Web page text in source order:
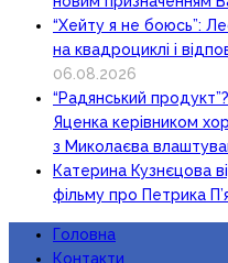
“Хейту я не боюсь”:
на квадроциклі і
06.08.2026
“Радянський
Яценка керівником
з Миколаєва
Катерина Кузнєцова
фільму про Петрика
Головна
Контакти